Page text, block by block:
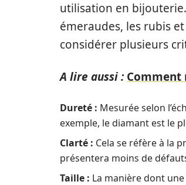
utilisation en
émeraudes, les rubis
considérer plusieurs
A lire aussi : Comment
Dureté : Mesurée selon
exemple, le diamant est le
Clarté : Cela se réfère à la
présentera moins de
Taille : La manière dont